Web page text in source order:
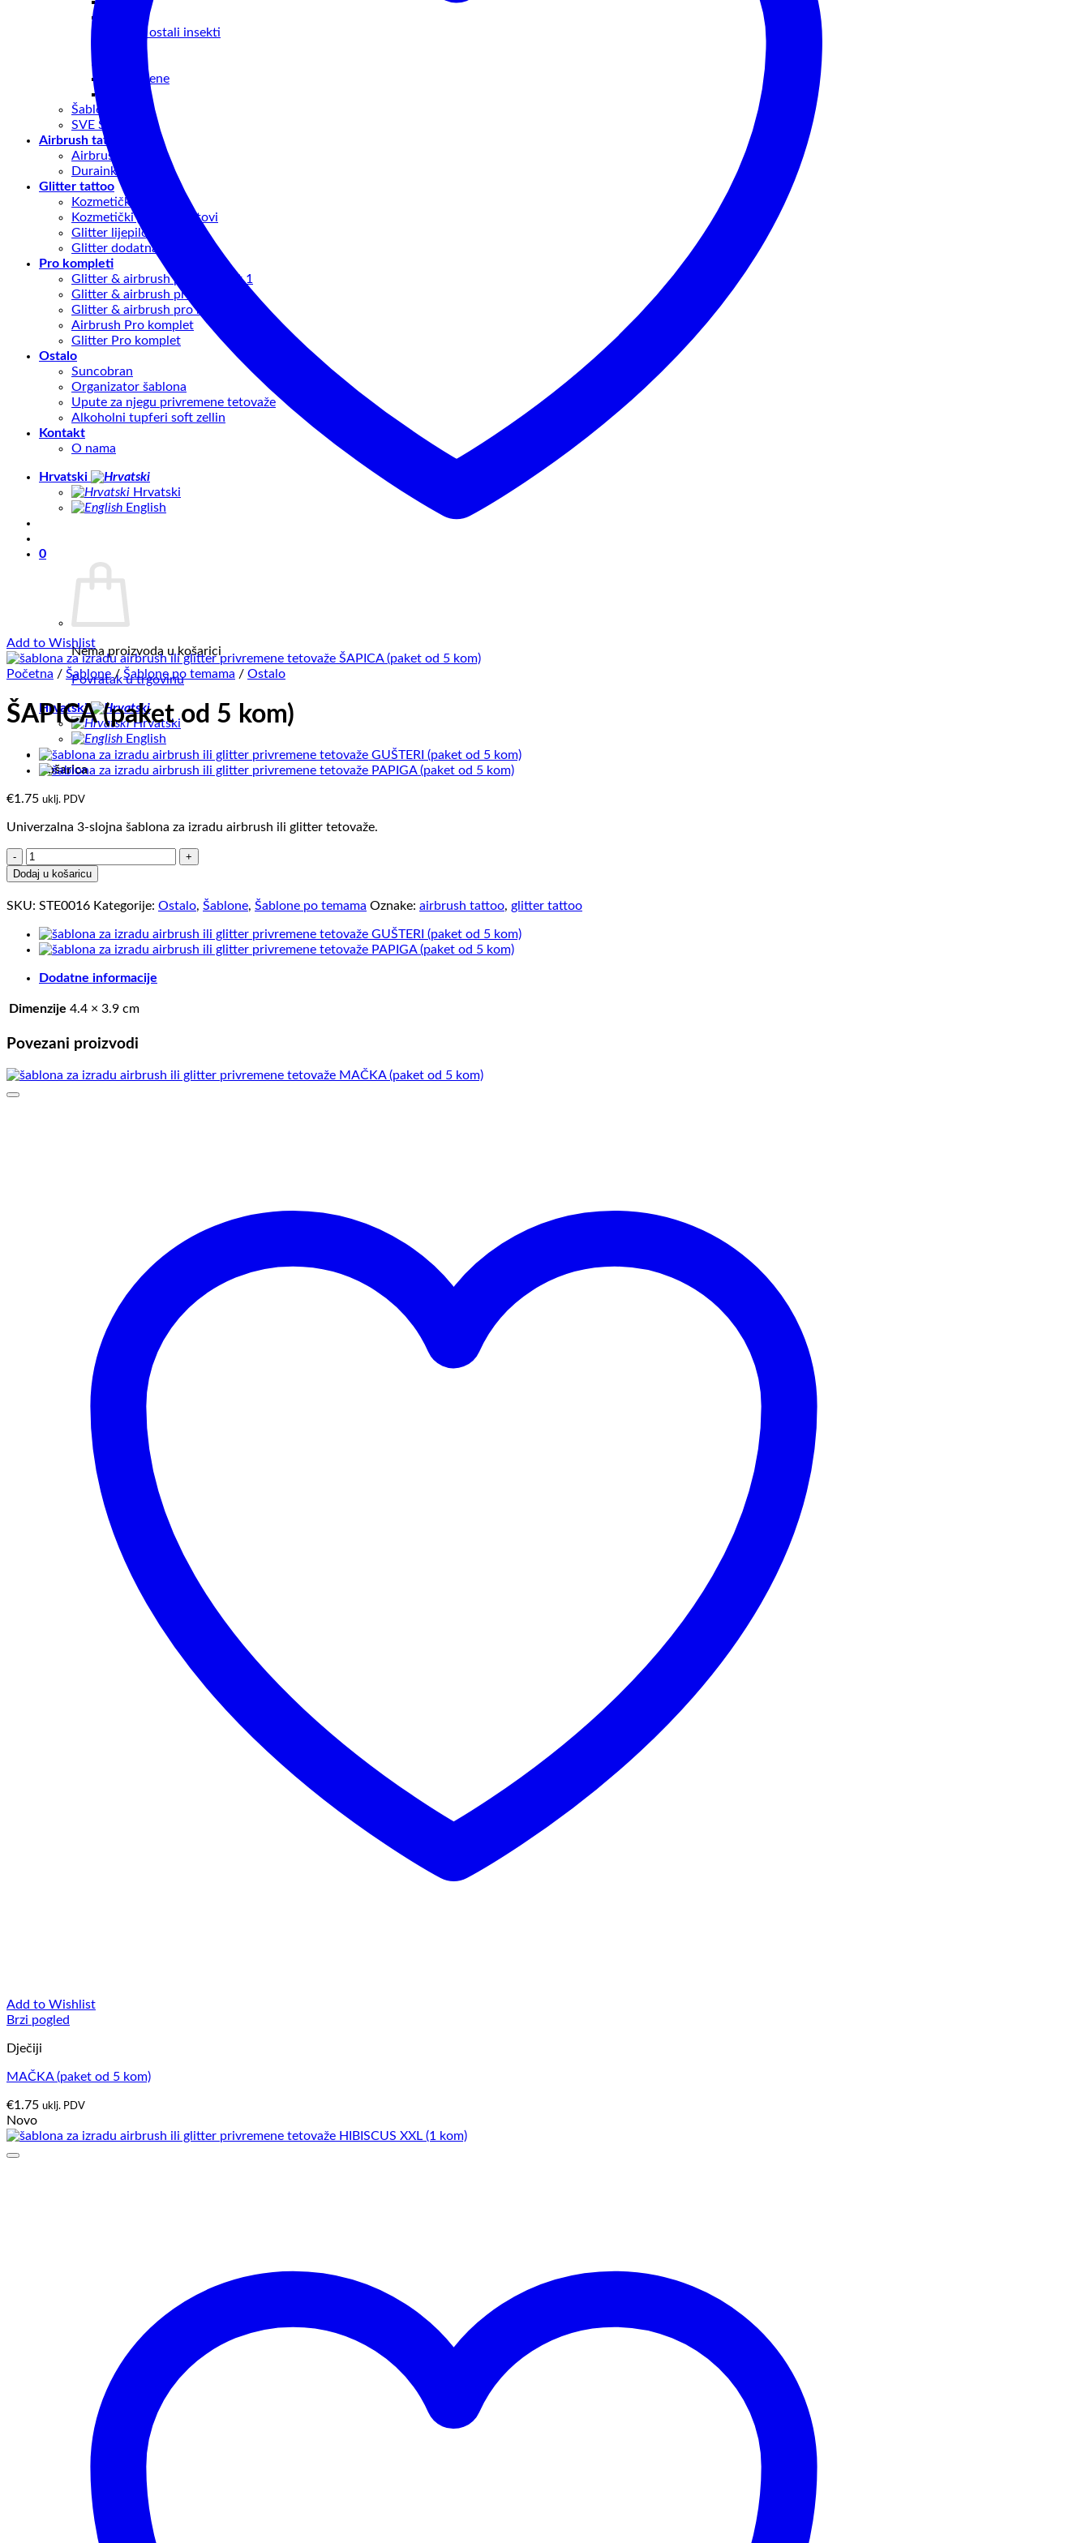
Leptiri I ostali insekti
Vile I sirene
Šablone setovi
SVE ŠABLONE
Airbrush tattoo
Airbrush oprema
Duraink boje
Glitter tattoo
Kozmetički glitter
Kozmetički glitter – setovi
Glitter lijepilo
Glitter dodatna oprema
Pro kompleti
Glitter & airbrush pro komplet 1
Glitter & airbrush pro komplet 2
Glitter & airbrush pro komplet 3
Airbrush Pro komplet
Glitter Pro komplet
Ostalo
Suncobran
Organizator šablona
Upute za njegu privremene tetovaže
Alkoholni tupferi soft zellin
Kontakt
O nama
Hrvatski
Hrvatski
English
0
Nema proizvoda u košarici
Povratak u trgovinu
Hrvatski
Hrvatski
English
0
Košarica
Add to Wishlist
Početna / Šablone / Šablone po temama / Ostalo
ŠAPICA (paket od 5 kom)
€1.75 uklj. PDV
Univerzalna 3-slojna šablona za izradu airbrush ili glitter tetovaže.
ŠAPICA
(paket
od
5
količina
Dodaj u košaricu
SKU: STE0016 Kategorije: Ostalo, Šablone, Šablone po temama Oznake: airbrush tattoo, glitter tattoo
Dodatne informacije
Dimenzije 4.4 × 3.9 cm
Povezani proizvodi
Add to Wishlist
Brzi pogled
Dječiji
MAČKA (paket od 5 kom)
€1.75 uklj. PDV
Novo